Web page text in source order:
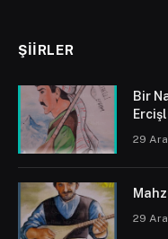
ŞIIRLER
Bir
29
29